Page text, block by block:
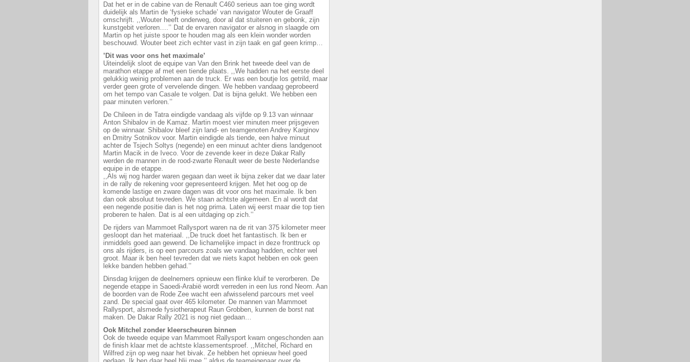
Dat het er in de cabine van de Renault C460 serieus aan toe ging wordt
duidelijk als Martin de ‘fysieke schade’ van navigator Wouter de Graaff
omschrijft. ,,Wouter heeft onderweg, door al dat stuiteren en gebonk, zijn
kunstgebit verloren….’’ Dat de ervaren navigator er alsnog in slaagde om
Martin op het juiste spoor te houden mag als een klein wonder worden
beschouwd. Wouter beet zich echter vast in zijn taak en gaf geen krimp…
’Dit was voor ons het maximale’
Uiteindelijk sloot de equipe van Van den Brink het tweede deel van de
marathon etappe af met een tiende plaats. ,,We hadden na het eerste deel
gelukkig weinig problemen aan de truck. Er was een boutje los getrild, maar
verder geen grote of vervelende dingen. We hebben vandaag geprobeerd
om het tempo van Casale te volgen. Dat is bijna gelukt. We hebben een
paar minuten verloren.’’
De Chileen in de Tatra eindigde vandaag als vijfde op 9.13 van winnaar
Anton Shibalov in de Kamaz. Martin moest vier minuten meer prijsgeven
op de winnaar. Shibalov bleef zijn land- en teamgenoten Andrey Karginov
en Dmitry Sotnikov voor. Martin eindigde als tiende, een halve minuut
achter de Tsjech Soltys (negende) en een minuut achter diens landgenoot
Martin Macik in de Iveco. Voor de zevende keer in deze Dakar Rally
werden de mannen in de rood-zwarte Renault weer de beste Nederlandse
equipe in de etappe.
,,Als wij nog harder waren gegaan dan weet ik bijna zeker dat we daar later
in de rally de rekening voor gepresenteerd krijgen. Met het oog op de
komende lastige en zware dagen was dit voor ons het maximale. Ik ben
dan ook absoluut tevreden. We staan achtste algemeen. En al wordt dat
een negende positie dan is het nog prima. Laten wij eerst maar die top tien
proberen te halen. Dat is al een uitdaging op zich.’’
De rijders van Mammoet Rallysport waren na de rit van 375 kilometer meer
gesloopt dan het materiaal. ,,De truck doet het fantastisch. Ik ben er
inmiddels goed aan gewend. De lichamelijke impact in deze fronttruck op
ons als rijders, is op een parcours zoals we vandaag hadden, echter wel
groot. Maar ik ben heel tevreden dat we niets kapot hebben en ook geen
lekke banden hebben gehad.’’
Dinsdag krijgen de deelnemers opnieuw een flinke kluif te verorberen. De
negende etappe in Saoedi-Arabië wordt verreden in een lus rond Neom. Aan
de boorden van de Rode Zee wacht een afwisselend parcours met veel
zand. De special gaat over 465 kilometer. De mannen van Mammoet
Rallysport, alsmede fysiotherapeut Raun Grobben, kunnen de borst nat
maken. De Dakar Rally 2021 is nog niet gedaan…
Ook Mitchel zonder kleerscheuren binnen
Ook de tweede equipe van Mammoet Rallysport kwam ongeschonden aan
de finish klaar met de achtste klassementsproef. ,,Mitchel, Richard en
Wilfred zijn op weg naar het bivak. Ze hebben het opnieuw heel goed